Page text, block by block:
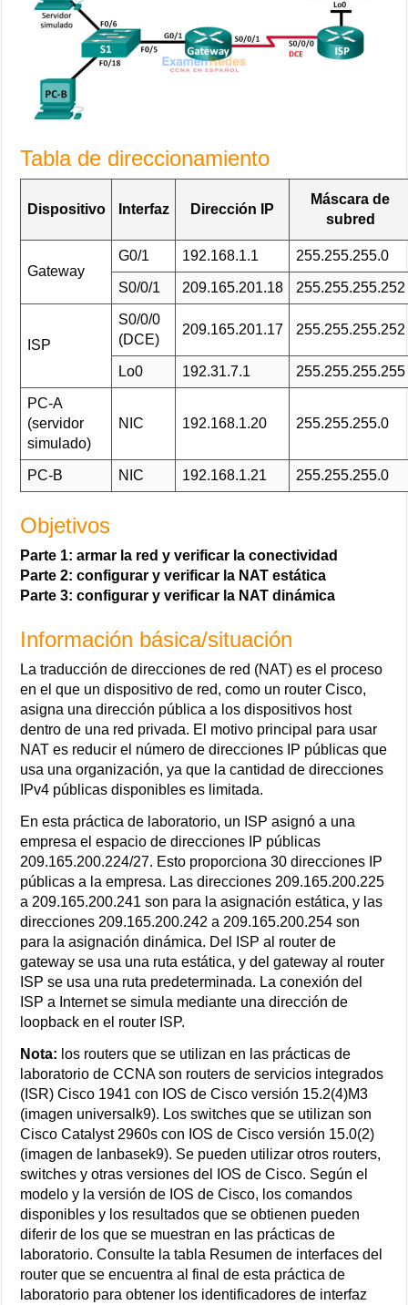
Tabla de direccionamiento
Dispositivo Interfaz Dirección IP
Máscara de
subred
Gateway
G0/1 192.168.1.1 255.255.255.0
S0/0/1 209.165.201.18 255.255.255.252
ISP
S0/0/0
(DCE)
209.165.201.17 255.255.255.252
Lo0 192.31.7.1 255.255.255.255
PC-A
(servidor
simulado)
NIC 192.168.1.20 255.255.255.0
PC-B NIC 192.168.1.21 255.255.255.0
Objetivos
Parte 1: armar la red y verificar la conectividad
Parte 2: configurar y verificar la NAT estática
Parte 3: configurar y verificar la NAT dinámica
Información básica/situación
La traducción de direcciones de red (NAT) es el proceso
en el que un dispositivo de red, como un router Cisco,
asigna una dirección pública a los dispositivos host
dentro de una red privada. El motivo principal para usar
NAT es reducir el número de direcciones IP públicas que
usa una organización, ya que la cantidad de direcciones
IPv4 públicas disponibles es limitada.
En esta práctica de laboratorio, un ISP asignó a una
empresa el espacio de direcciones IP públicas
209.165.200.224/27. Esto proporciona 30 direcciones IP
públicas a la empresa. Las direcciones 209.165.200.225
a 209.165.200.241 son para la asignación estática, y las
direcciones 209.165.200.242 a 209.165.200.254 son
para la asignación dinámica. Del ISP al router de
gateway se usa una ruta estática, y del gateway al router
ISP se usa una ruta predeterminada. La conexión del
ISP a Internet se simula mediante una dirección de
loopback en el router ISP.
Nota: los routers que se utilizan en las prácticas de
laboratorio de CCNA son routers de servicios integrados
(ISR) Cisco 1941 con IOS de Cisco versión 15.2(4)M3
(imagen universalk9). Los switches que se utilizan son
Cisco Catalyst 2960s con IOS de Cisco versión 15.0(2)
(imagen de lanbasek9). Se pueden utilizar otros routers,
switches y otras versiones del IOS de Cisco. Según el
modelo y la versión de IOS de Cisco, los comandos
disponibles y los resultados que se obtienen pueden
diferir de los que se muestran en las prácticas de
laboratorio. Consulte la tabla Resumen de interfaces del
router que se encuentra al final de esta práctica de
laboratorio para obtener los identificadores de interfaz